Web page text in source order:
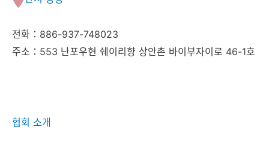
전화：886-937-748023
주소：553 난포우현 쉐이리향 상안촌 바이부자이로 46-1호
협회 소개